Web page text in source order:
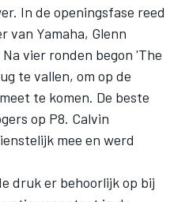
In de openingsfase reed
van Yamaha, Glenn
vier ronden begon 'The
te vallen, om op de
te komen. De beste
op P8. Calvin
mee en werd
druk er behoorlijk op bij